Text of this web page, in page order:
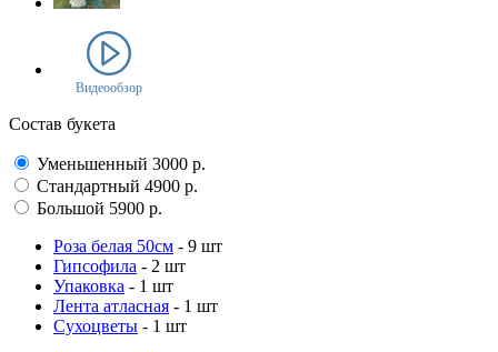
Видеообзор
Состав букета
Уменьшенный 3000 р.
Стандартный 4900 р.
Большой 5900 р.
Роза белая 50см - 9 шт
Гипсофила - 2 шт
Упаковка - 1 шт
Лента атласная - 1 шт
Сухоцветы - 1 шт